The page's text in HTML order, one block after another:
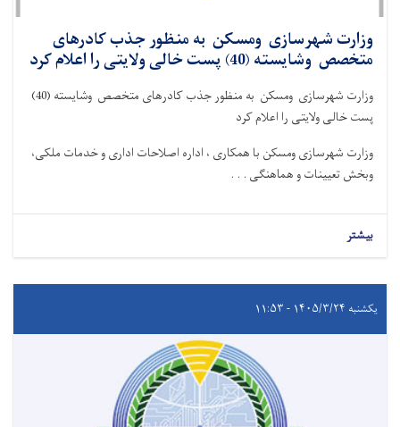
وزارت شهرسازی ومسکن به منظور جذب کادرهای
متخصص وشایسته (40) پست خالی ولایتی را اعلام کرد
وزارت شهرسازی ومسکن به منظور جذب کادرهای متخصص وشایسته (40)
پست خالی ولایتی را اعلام کرد
وزارت شهرسازی ومسکن با همکاری ، اداره اصلاحات اداری و خدمات ملکی،
وبخش تعیینات و هماهنگی . . .
بیشتر
یکشنبه ۱۴۰۵/۳/۲۴ - ۱۱:۵۳